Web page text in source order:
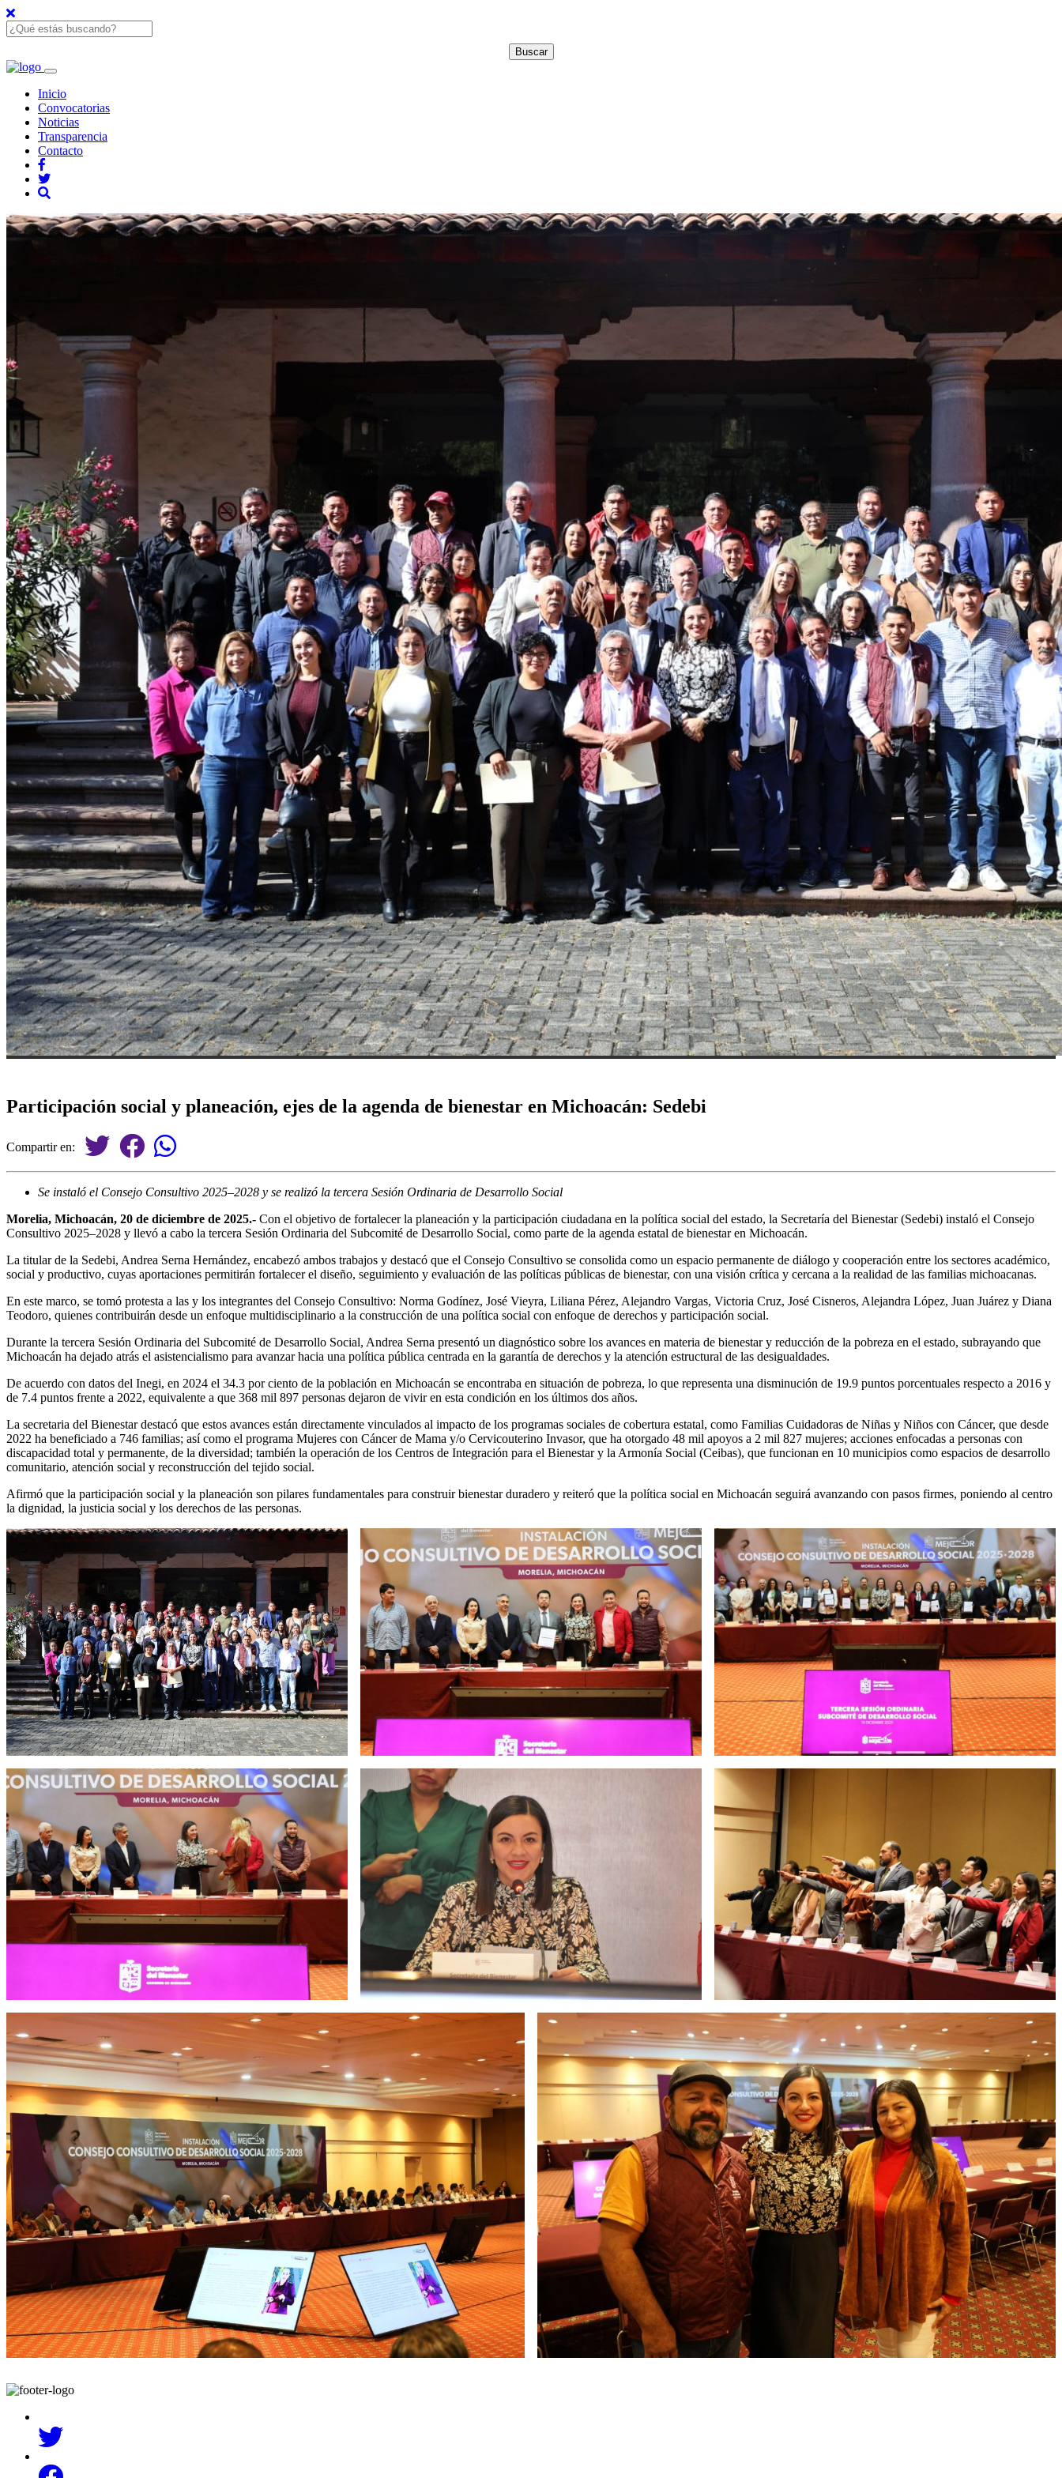
Inicio
Convocatorias
Noticias
Transparencia
Contacto
Participación social y planeación, ejes de la agenda de bienestar en Michoacán: Sedebi
Compartir en:
Se instaló el Consejo Consultivo 2025–2028 y se realizó la tercera Sesión Ordinaria de Desarrollo Social
Morelia, Michoacán, 20 de diciembre de 2025.- Con el objetivo de fortalecer la planeación y la participación ciudadana en la política social del estado, la Secretaría del Bienestar (Sedebi) instaló el Consejo
Consultivo 2025–2028 y llevó a cabo la tercera Sesión Ordinaria del Subcomité de Desarrollo Social, como parte de la agenda estatal de bienestar en Michoacán.
La titular de la Sedebi, Andrea Serna Hernández, encabezó ambos trabajos y destacó que el Consejo Consultivo se consolida como un espacio permanente de diálogo y cooperación entre los sectores académico,
social y productivo, cuyas aportaciones permitirán fortalecer el diseño, seguimiento y evaluación de las políticas públicas de bienestar, con una visión crítica y cercana a la realidad de las familias michoacanas.
En este marco, se tomó protesta a las y los integrantes del Consejo Consultivo: Norma Godínez, José Vieyra, Liliana Pérez, Alejandro Vargas, Victoria Cruz, José Cisneros, Alejandra López, Juan Juárez y Diana
Teodoro, quienes contribuirán desde un enfoque multidisciplinario a la construcción de una política social con enfoque de derechos y participación social.
Durante la tercera Sesión Ordinaria del Subcomité de Desarrollo Social, Andrea Serna presentó un diagnóstico sobre los avances en materia de bienestar y reducción de la pobreza en el estado, subrayando que
Michoacán ha dejado atrás el asistencialismo para avanzar hacia una política pública centrada en la garantía de derechos y la atención estructural de las desigualdades.
De acuerdo con datos del Inegi, en 2024 el 34.3 por ciento de la población en Michoacán se encontraba en situación de pobreza, lo que representa una disminución de 19.9 puntos porcentuales respecto a 2016 y
de 7.4 puntos frente a 2022, equivalente a que 368 mil 897 personas dejaron de vivir en esta condición en los últimos dos años.
La secretaria del Bienestar destacó que estos avances están directamente vinculados al impacto de los programas sociales de cobertura estatal, como Familias Cuidadoras de Niñas y Niños con Cáncer, que desde
2022 ha beneficiado a 746 familias; así como el programa Mujeres con Cáncer de Mama y/o Cervicouterino Invasor, que ha otorgado 48 mil apoyos a 2 mil 827 mujeres; acciones enfocadas a personas con
discapacidad total y permanente, de la diversidad; también la operación de los Centros de Integración para el Bienestar y la Armonía Social (Ceibas), que funcionan en 10 municipios como espacios de desarrollo
comunitario, atención social y reconstrucción del tejido social.
Afirmó que la participación social y la planeación son pilares fundamentales para construir bienestar duradero y reiteró que la política social en Michoacán seguirá avanzando con pasos firmes, poniendo al centro
la dignidad, la justicia social y los derechos de las personas.